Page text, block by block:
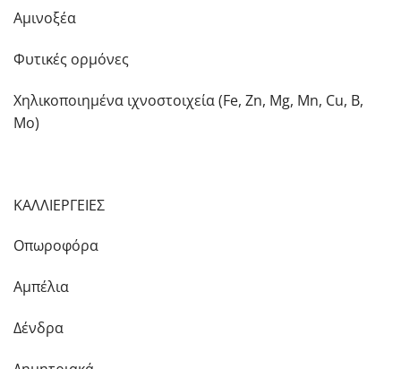
Αμινοξέα
Φυτικές ορμόνες
Χηλικοποιημένα ιχνοστοιχεία (Fe, Zn, Mg, Mn, Cu, B,
Mo)
ΚΑΛΛΙΕΡΓΕΙΕΣ
Οπωροφόρα
Αμπέλια
Δένδρα